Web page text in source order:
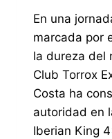
En una
marcada por
la dureza del
Club Torrox
Costa ha
autoridad en
Iberian King